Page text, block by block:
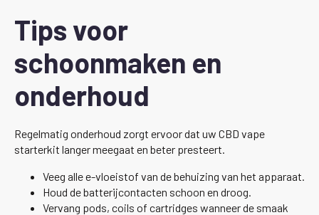
Tips voor
schoonmaken en
onderhoud
Regelmatig onderhoud zorgt ervoor dat uw CBD vape
starterkit langer meegaat en beter presteert.
Veeg alle e-vloeistof van de behuizing van het apparaat.
Houd de batterijcontacten schoon en droog.
Vervang pods, coils of cartridges wanneer de smaak